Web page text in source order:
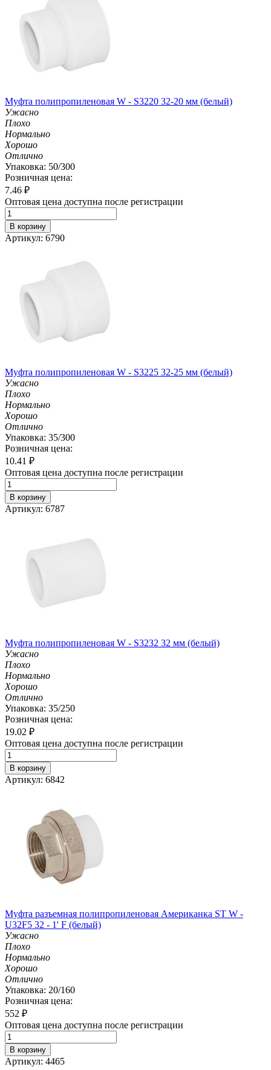
Муфта полипропиленовая W - S3220 32-20 мм (белый)
Ужасно
Плохо
Нормально
Хорошо
Отлично
Упаковка: 50/300
Розничная цена:
7.46 ₽
Оптовая цена доступна после регистрации
В корзину
Артикул: 6790
Муфта полипропиленовая W - S3225 32-25 мм (белый)
Ужасно
Плохо
Нормально
Хорошо
Отлично
Упаковка: 35/300
Розничная цена:
10.41 ₽
Оптовая цена доступна после регистрации
В корзину
Артикул: 6787
Муфта полипропиленовая W - S3232 32 мм (белый)
Ужасно
Плохо
Нормально
Хорошо
Отлично
Упаковка: 35/250
Розничная цена:
19.02 ₽
Оптовая цена доступна после регистрации
В корзину
Артикул: 6842
Муфта разъемная полипропиленовая Американка ST W -
U32F5 32 - 1' F (белый)
Ужасно
Плохо
Нормально
Хорошо
Отлично
Упаковка: 20/160
Розничная цена:
552 ₽
Оптовая цена доступна после регистрации
В корзину
Артикул: 4465